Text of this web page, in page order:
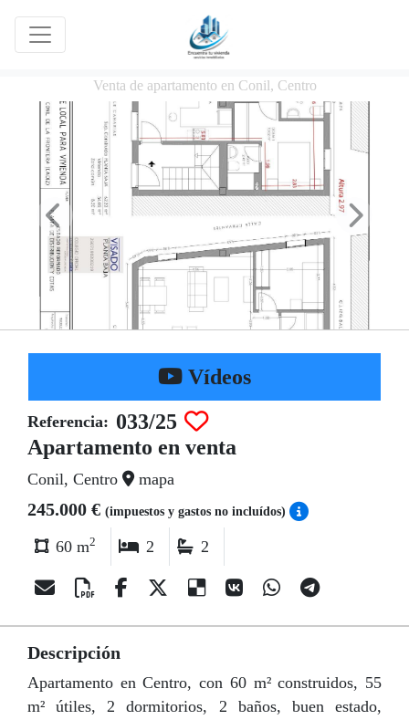
Venta de apartamento en Conil, Centro
Vídeos
Referencia: 033/25
Apartamento en venta
Conil, Centro mapa
245.000 € (impuestos y gastos no incluídos)
60 m2 2 2
Descripción
Apartamento en Centro, con 60 m² construidos, 55
m² útiles, 2 dormitorios, 2 baños, buen estado,